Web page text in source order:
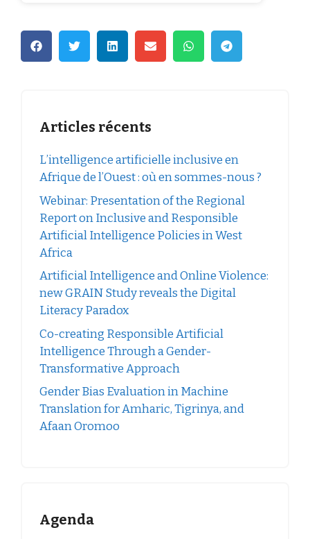
Articles récents
L’intelligence artificielle inclusive en
Afrique de l’Ouest : où en sommes-nous ?
Webinar: Presentation of the Regional
Report on Inclusive and Responsible
Artificial Intelligence Policies in West
Africa
Artificial Intelligence and Online Violence:
new GRAIN Study reveals the Digital
Literacy Paradox
Co-creating Responsible Artificial
Intelligence Through a Gender-
Transformative Approach
Gender Bias Evaluation in Machine
Translation for Amharic, Tigrinya, and
Afaan Oromoo
Agenda